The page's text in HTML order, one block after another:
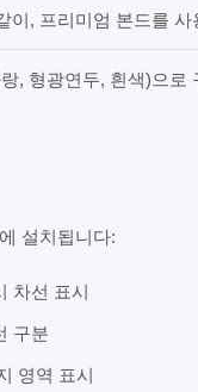
, 프리미엄 본드를 사
, 형광연두, 흰색)으로
설치됩니다:
차선 표시
구분
영역 표시